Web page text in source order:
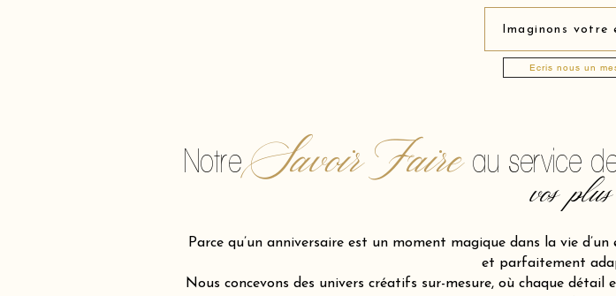
Imaginons votre
Ecris nous un
Savoir Faire
Notre au service
vos
Parce qu’un anniversaire est un moment magique dans la vie
et parfaitement
Nous concevons des univers créatifs sur-mesure, où chaque